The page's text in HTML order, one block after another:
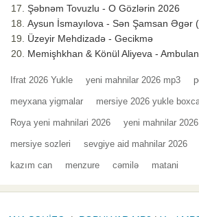
Şəbnəm Tovuzlu - O Gözlərin 2026
Aysun İsmayılova - Sən Şamsan Əgər
Üzeyir Mehdizadə - Gecikmə
Memişhkhan & Könül Aliyeva -
Ifrat 2026 Yukle yeni mahnilar 2026 mp3
meyxana yigmalar mersiye 2026 yukle
Roya yeni mahnilari 2026 yeni mahnilar
mersiye sozleri sevgiye aid mahnilar 2026
kazım can menzure cəmilə matani